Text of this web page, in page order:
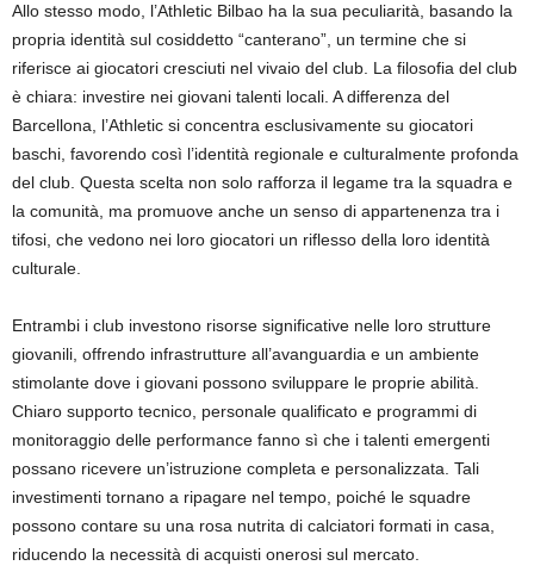
Allo stesso modo, l’Athletic Bilbao ha la sua peculiarità, basando la
propria identità sul cosiddetto “canterano”, un termine che si
riferisce ai giocatori cresciuti nel vivaio del club. La filosofia del club
è chiara: investire nei giovani talenti locali. A differenza del
Barcellona, l’Athletic si concentra esclusivamente su giocatori
baschi, favorendo così l’identità regionale e culturalmente profonda
del club. Questa scelta non solo rafforza il legame tra la squadra e
la comunità, ma promuove anche un senso di appartenenza tra i
tifosi, che vedono nei loro giocatori un riflesso della loro identità
culturale.
Entrambi i club investono risorse significative nelle loro strutture
giovanili, offrendo infrastrutture all’avanguardia e un ambiente
stimolante dove i giovani possono sviluppare le proprie abilità.
Chiaro supporto tecnico, personale qualificato e programmi di
monitoraggio delle performance fanno sì che i talenti emergenti
possano ricevere un’istruzione completa e personalizzata. Tali
investimenti tornano a ripagare nel tempo, poiché le squadre
possono contare su una rosa nutrita di calciatori formati in casa,
riducendo la necessità di acquisti onerosi sul mercato.